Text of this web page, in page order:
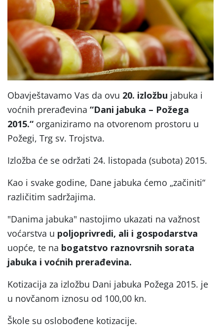
Obavještavamo Vas da ovu 20. izložbu jabuka i
voćnih prerađevina “Dani jabuka – Požega
2015.“ organiziramo na otvorenom prostoru u
Požegi, Trg sv. Trojstva.
Izložba će se održati 24. listopada (subota) 2015.
Kao i svake godine, Dane jabuka ćemo „začiniti“
različitim sadržajima.
"Danima jabuka" nastojimo ukazati na važnost
voćarstva u poljoprivredi, ali i gospodarstva
uopće, te na bogatstvo raznovrsnih sorata
jabuka i voćnih prerađevina.
Kotizacija za izložbu Dani jabuka Požega 2015. je
u novčanom iznosu od 100,00 kn.
Škole su oslobođene kotizacije.